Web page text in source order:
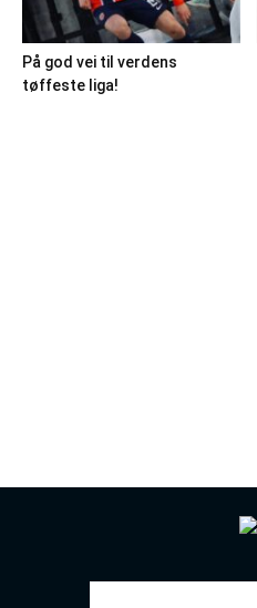
På god vei til verdens
tøffeste liga!